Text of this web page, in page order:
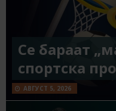
Се бараат
спортска
АВГУСТ 5, 2026